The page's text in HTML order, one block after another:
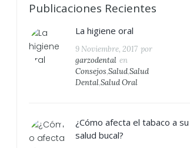
Publicaciones Recientes
La higiene oral
9 Noviembre, 2017 por
garzodental en
Consejos,Salud,Salud
Dental,Salud Oral
¿Cómo afecta el tabaco a su
salud bucal?